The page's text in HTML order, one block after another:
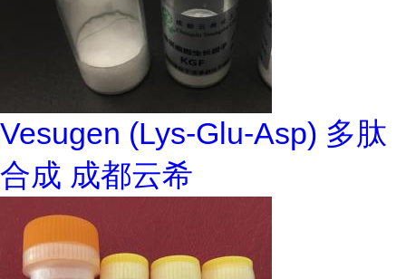
Vesugen (Lys-Glu-Asp) 多肽
合成 成都云希